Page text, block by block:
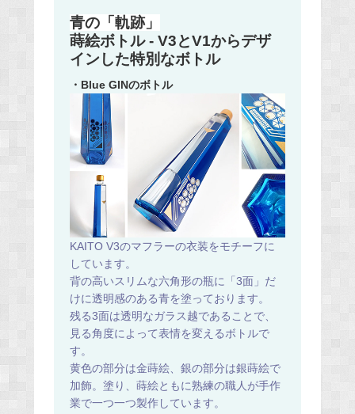
青の「軌跡」
蒔絵ボトル - V3とV1からデザ
インした特別なボトル
・Blue GINのボトル
KAITO V3のマフラーの衣装をモチーフに
しています。
背の高いスリムな六角形の瓶に「3面」だ
けに透明感のある青を塗っております。
残る3面は透明なガラス越であることで、
見る角度によって表情を変えるボトルで
す。
黄色の部分は金蒔絵、銀の部分は銀蒔絵で
加飾。塗り、蒔絵ともに熟練の職人が手作
業で一つ一つ製作しています。